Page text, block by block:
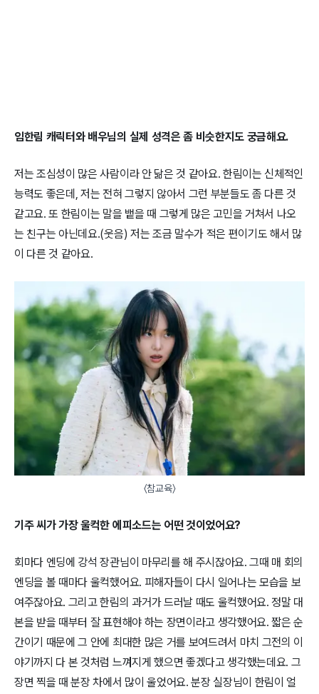
임한림 캐릭터와 배우님의 실제 성격은 좀 비슷한지도 궁금해요.
저는 조심성이 많은 사람이라 안 닮은 것 같아요. 한림이는 신체적인
능력도 좋은데, 저는 전혀 그렇지 않아서 그런 부분들도 좀 다른 것
같고요. 또 한림이는 말을 뱉을 때 그렇게 많은 고민을 거쳐서 나오
는 친구는 아닌데요.(웃음) 저는 조금 말수가 적은 편이기도 해서 많
이 다른 것 같아요.
〈참교육〉
기주 씨가 가장 울컥한 에피소드는 어떤 것이었어요?
회마다 엔딩에 강석 장관님이 마무리를 해 주시잖아요. 그때 매 회의
엔딩을 볼 때마다 울컥했어요. 피해자들이 다시 일어나는 모습을 보
여주잖아요. 그리고 한림의 과거가 드러날 때도 울컥했어요. 정말 대
본을 받을 때부터 잘 표현해야 하는 장면이라고 생각했어요. 짧은 순
간이기 때문에 그 안에 최대한 많은 거를 보여드려서 마치 그전의 이
야기까지 다 본 것처럼 느껴지게 했으면 좋겠다고 생각했는데요. 그
장면 찍을 때 분장 차에서 많이 울었어요. 분장 실장님이 한림이 얼